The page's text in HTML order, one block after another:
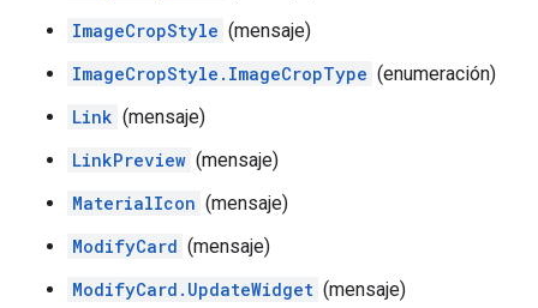
ImageCropStyle (mensaje)
ImageCropStyle.ImageCropType (enumeración)
Link (mensaje)
LinkPreview (mensaje)
MaterialIcon (mensaje)
ModifyCard (mensaje)
ModifyCard.UpdateWidget (mensaje)